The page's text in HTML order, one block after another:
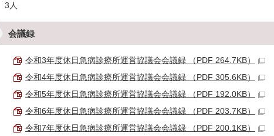
3人
会議録
令和3年度休日急病診療所運営協議会会議録 （PDF 264.7KB）
令和4年度休日急病診療所運営協議会会議録 （PDF 305.6KB）
令和5年度休日急病診療所運営協議会会議録 （PDF 192.0KB）
令和6年度休日急病診療所運営協議会会議録 （PDF 203.7KB）
令和7年度休日急病診療所運営協議会会議録 （PDF 200.1KB）